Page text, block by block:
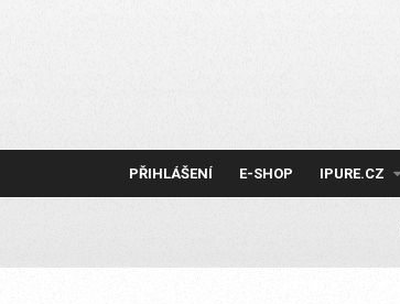
PŘIHLÁŠENÍ E-SHOP IPURE.CZ